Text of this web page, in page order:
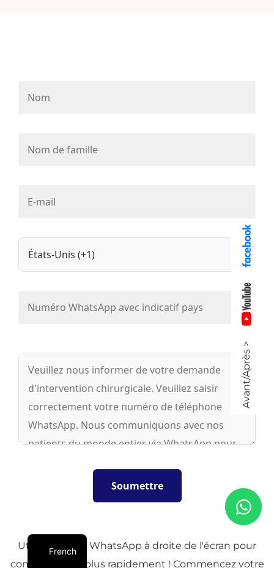
Utilisez l'icône WhatsApp à droite de l'écran pour
communiquer plus rapidement ! Commencez votre
Avant/Après >
French